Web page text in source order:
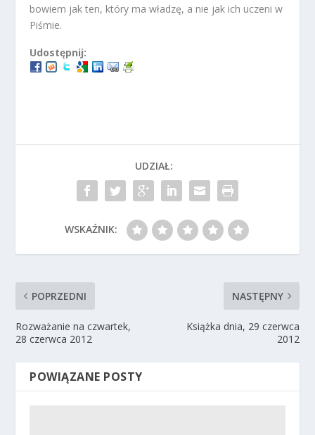
bowiem jak ten, który ma władzę, a nie jak ich uczeni w
Piśmie.
Udostępnij:
UDZIAŁ:
WSKAŹNIK:
POPRZEDNI
Rozważanie na czwartek,
28 czerwca 2012
NASTĘPNY
Książka dnia, 29 czerwca
2012
POWIĄZANE POSTY